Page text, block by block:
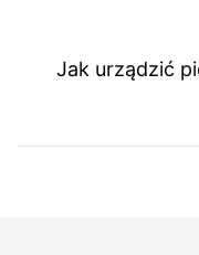
Jak urządzić